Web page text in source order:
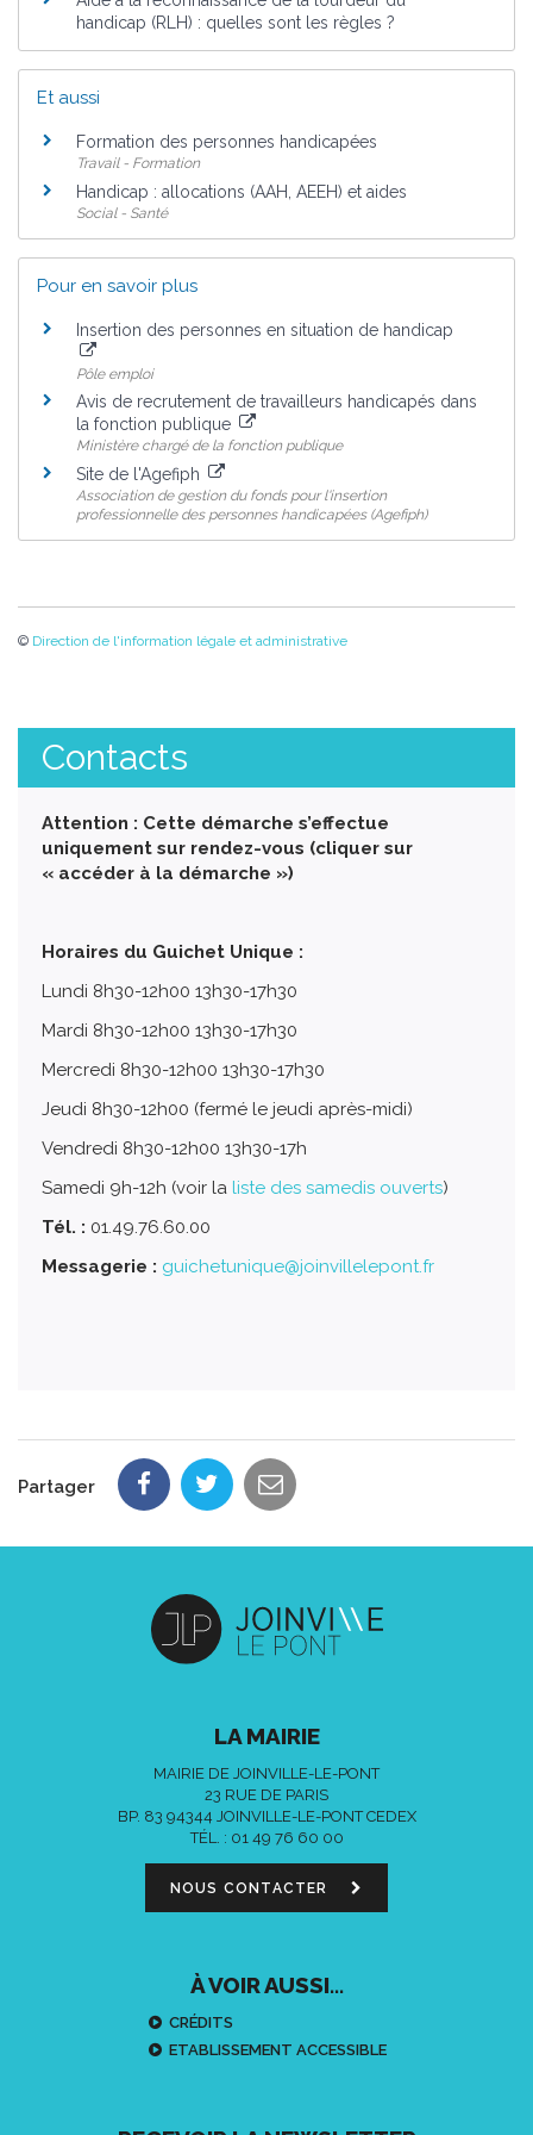
handicap (RLH) : quelles sont les règles ?
Et aussi
Formation des personnes handicapées
Travail - Formation
Handicap : allocations (AAH, AEEH) et aides
Social - Santé
Pour en savoir plus
Insertion des personnes en situation de handicap
Pôle emploi
Avis de recrutement de travailleurs handicapés dans
la fonction publique
Ministère chargé de la fonction publique
Site de l'Agefiph
Association de gestion du fonds pour l'insertion
professionnelle des personnes handicapées (Agefiph)
© Direction de l'information légale et administrative
Contacts
Attention : Cette démarche s’effectue
uniquement sur rendez-vous (cliquer sur
« accéder à la démarche »)
Horaires du Guichet Unique :
Lundi 8h30-12h00 13h30-17h30
Mardi 8h30-12h00 13h30-17h30
Mercredi 8h30-12h00 13h30-17h30
Jeudi 8h30-12h00 (fermé le jeudi après-midi)
Vendredi 8h30-12h00 13h30-17h
Samedi 9h-12h (voir la liste des samedis ouverts)
Tél. : 01.49.76.60.00
Messagerie : guichetunique@joinvillelepont.fr
Partager
LA MAIRIE
MAIRIE DE JOINVILLE-LE-PONT
23 RUE DE PARIS
BP. 83 94344 JOINVILLE-LE-PONT CEDEX
TÉL. : 01 49 76 60 00
NOUS CONTACTER
À VOIR AUSSI...
CRÉDITS
ETABLISSEMENT ACCESSIBLE